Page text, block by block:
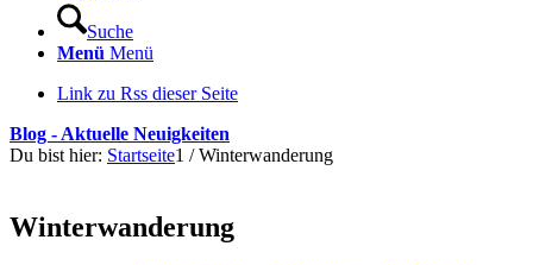
Suche
Menü Menü
Link zu Rss dieser Seite
Blog - Aktuelle Neuigkeiten
Du bist hier: Startseite1 / Winterwanderung
Winterwanderung